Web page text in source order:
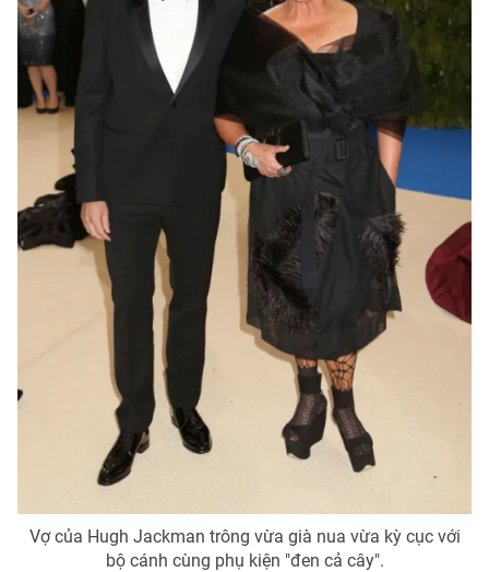
Vợ của Hugh Jackman trông vừa già nua vừa kỳ cục với
bộ cánh cùng phụ kiện "đen cả cây".